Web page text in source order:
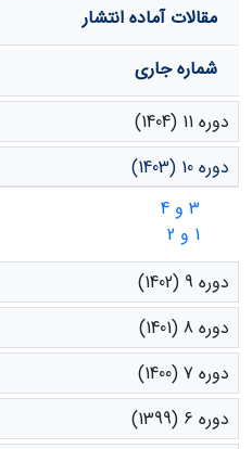
خلیج گرگان بسیار کم و نادر است.
مقالات آماده انتشار
شماره جاری
دوره 11 (1404)
دوره 10 (1403)
3 و 4
1 و 2
دوره 9 (1402)
دوره 8 (1401)
دوره 7 (1400)
دوره 6 (1399)